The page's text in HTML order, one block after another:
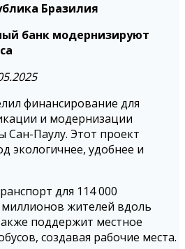
Бразилия
банк модернизируют
финансирование для
и модернизации
Сан-Паулу. Этот проект
экологичнее, удобнее и
для 114 000
жителей вдоль
поддержит местное
создавая рабочие места.